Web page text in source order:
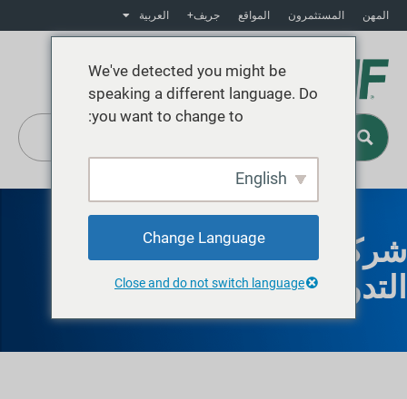
المهن المستثمرون المواقع جريف+ العربية
شركة غريف لإعادة
التدوير في جرين باي
We've detected you might be
speaking a different language. Do
you want to change to:
English
Change Language
Close and do not switch language